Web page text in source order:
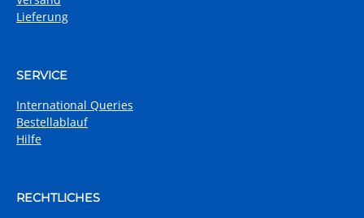
Lieferung
SERVICE
International Queries
Bestellablauf
Hilfe
RECHTLICHES